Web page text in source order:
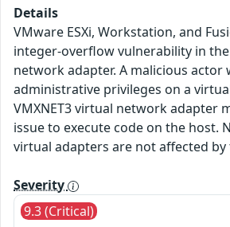
Details
VMware ESXi, Workstation, and
integer-overflow vulnerability in the
network adapter. A malicious actor
administrative privileges on a
VMXNET3 virtual network adapter
issue to execute code on the host.
virtual adapters are not affected by
Severity
9.3 (Critical)